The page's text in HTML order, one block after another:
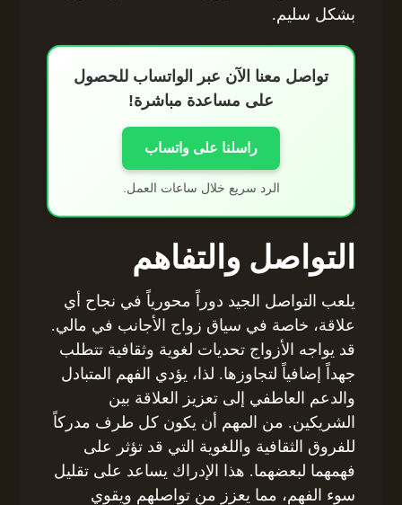
بشكل سليم.
تواصل معنا الآن عبر الواتساب للحصول
على مساعدة مباشرة!
راسلنا على واتساب
الرد سريع خلال ساعات العمل.
التواصل والتفاهم
يلعب التواصل الجيد دوراً محورياً في نجاح أي
علاقة، خاصة في سياق زواج الأجانب في مالي.
قد يواجه الأزواج تحديات لغوية وثقافية تتطلب
جهداً إضافياً لتجاوزها. لذا، يؤدي الفهم المتبادل
والدعم العاطفي إلى تعزيز العلاقة بين
الشريكين. من المهم أن يكون كل طرف مدركاً
للفروق الثقافية واللغوية التي قد تؤثر على
فهمهما لبعضهما. هذا الإدراك يساعد على تقليل
سوء الفهم، مما يعزز من تواصلهم ويقوي